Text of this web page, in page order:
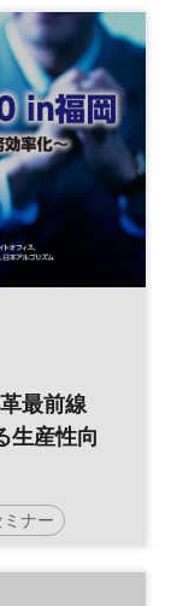
催
最前線
生産性向
ナー